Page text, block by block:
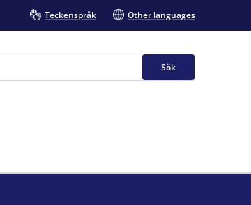
Teckenspråk Other languages
Sök